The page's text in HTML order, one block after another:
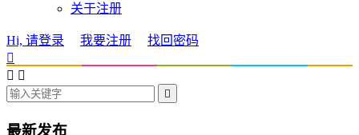
关于注册
Hi, 请登录 我要注册
找回密码

 

最新发布